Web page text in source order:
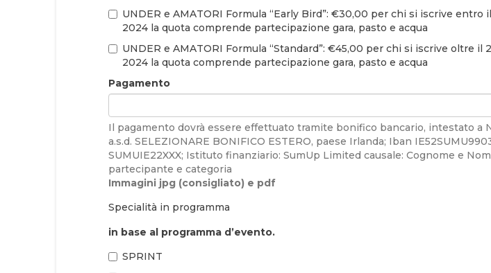
UNDER e AMATORI Formula “Early Bird”: €30,00 per chi si iscrive entro
2024 la quota comprende partecipazione gara, pasto e acqua
UNDER e AMATORI Formula “Standard”: €45,00 per chi si iscrive oltre il
2024 la quota comprende partecipazione gara, pasto e acqua
Pagamento
Il pagamento dovrà essere effettuato tramite bonifico bancario, intestato a
a.s.d. SELEZIONARE BONIFICO ESTERO, paese Irlanda; Iban
SUMUIE22XXX; Istituto finanziario: SumUp Limited causale: Cognome e
partecipante e categoria
Immagini jpg (consigliato) e pdf
Specialità in programma
in base al programma d’evento.
SPRINT